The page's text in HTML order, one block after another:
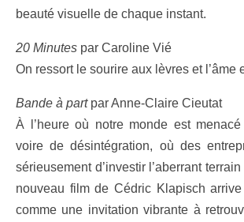
beauté visuelle de chaque instant.
20 Minutes par Caroline Vié
On ressort le sourire aux lèvres et l’âme
Bande à partpar Anne-Claire Cieutat
À l’heure où notre monde est
voire de désintégration, où des
sérieusement d’investir l’aberrant
nouveau film de Cédric Klapisch
comme une invitation vibrante à